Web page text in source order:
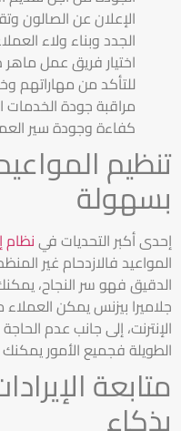
الإعلان عن الصالون
الجدد وبناء ولاء
اختيار فريق عمل
للتأكد من مهاراتهم
مراقبة جودة
كفاءة وجودة سير
تنظيم
بسهولة
إحدى أكبر التحديات فينظام
المواعيد فالازدحام غير
الدقيق فهو سر النجاح،
جلاميرا بيزنس يمكن
الإنترنت، إلى جانب عدم
الطويلة فجميع الأمور
متابعة
بذكاء